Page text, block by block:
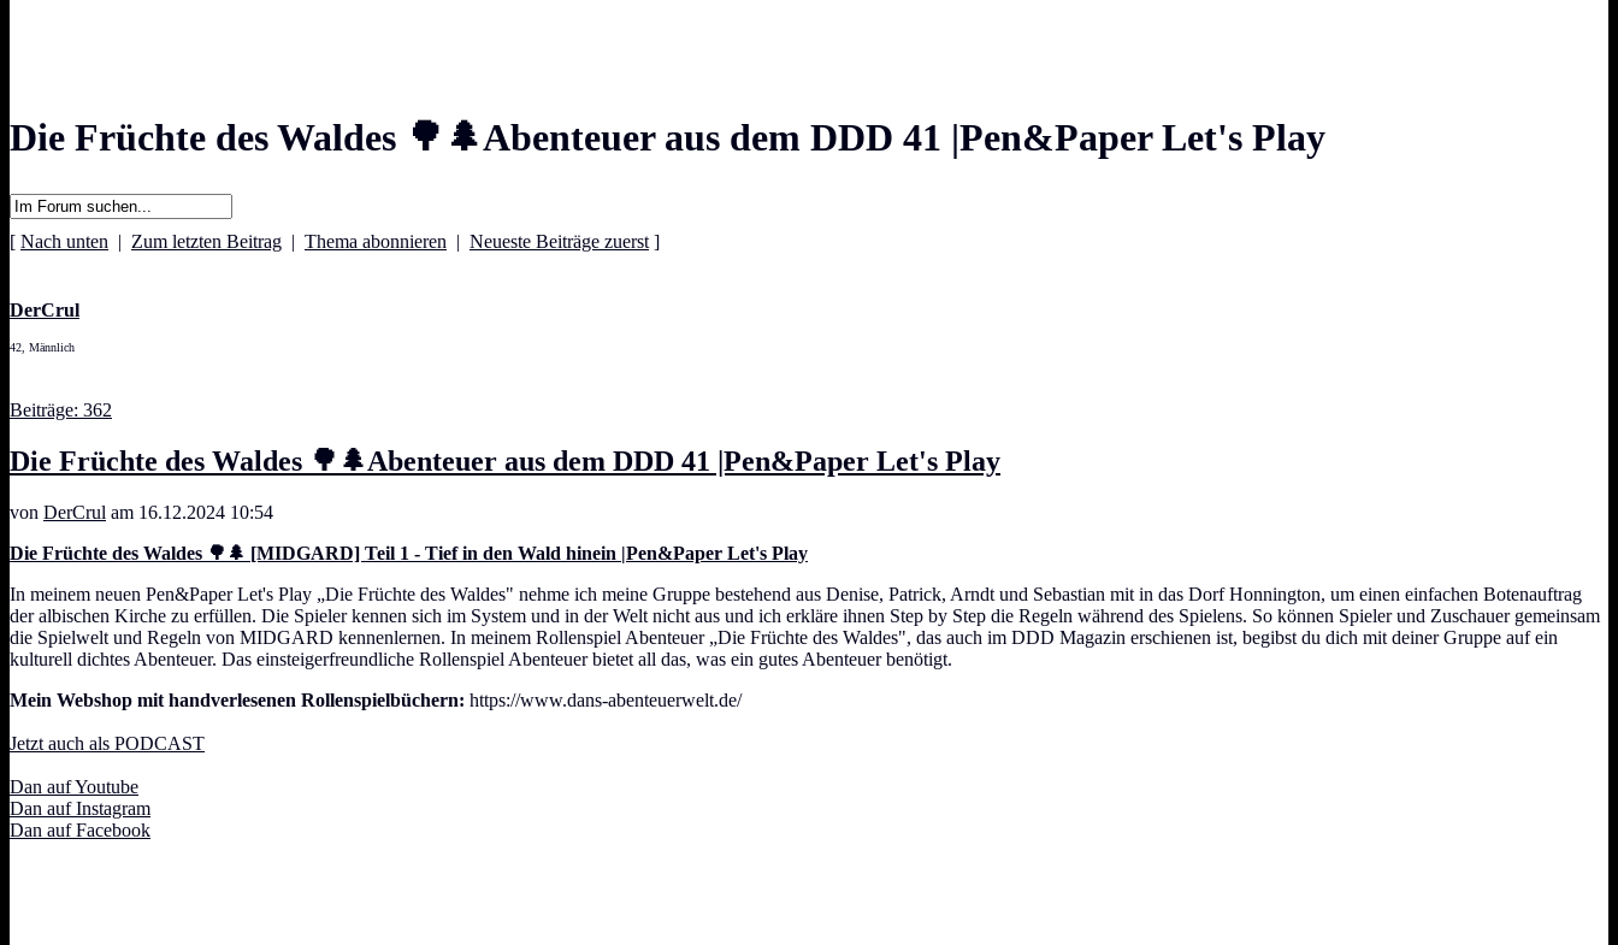
Die Früchte des Waldes 🌳🌲Abenteuer aus dem DDD 41 |Pen&Paper Let's Play
[ Nach unten | Zum letzten Beitrag | Thema abonnieren | Neueste Beiträge zuerst ]
DerCrul
42, Männlich
Beiträge: 362
Die Früchte des Waldes 🌳🌲Abenteuer aus dem DDD 41 |Pen&Paper Let's Play
von DerCrul am 16.12.2024 10:54
Die Früchte des Waldes 🌳🌲 [MIDGARD] Teil 1 - Tief in den Wald hinein |Pen&Paper Let's Play
In meinem neuen Pen&Paper Let's Play „Die Früchte des Waldes" nehme ich meine Gruppe bestehend aus Denise, Patrick, Arndt und Sebastian mit in das Dorf Honnington, um einen einfachen Botenauftrag
der albischen Kirche zu erfüllen. Die Spieler kennen sich im System und in der Welt nicht aus und ich erkläre ihnen Step by Step die Regeln während des Spielens. So können Spieler und Zuschauer gemeinsam
die Spielwelt und Regeln von MIDGARD kennenlernen. In meinem Rollenspiel Abenteuer „Die Früchte des Waldes", das auch im DDD Magazin erschienen ist, begibst du dich mit deiner Gruppe auf ein
kulturell dichtes Abenteuer. Das einsteigerfreundliche Rollenspiel Abenteuer bietet all das, was ein gutes Abenteuer benötigt.
Mein Webshop mit handverlesenen Rollenspielbüchern: https://www.dans-abenteuerwelt.de/
Jetzt auch als PODCAST
Dan auf Youtube
Dan auf Instagram
Dan auf Facebook